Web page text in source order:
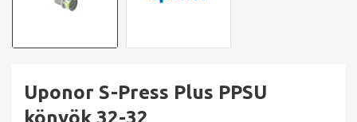
Uponor S-Press Plus PPSU
könyök 32-32